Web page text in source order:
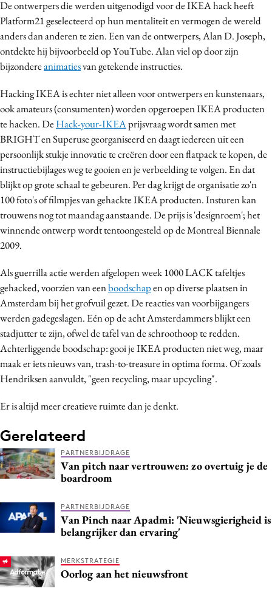
De ontwerpers die werden uitgenodigd voor de IKEA hack heeft
Platform21 geselecteerd op hun mentaliteit en vermogen de wereld
anders dan anderen te zien. Een van de ontwerpers, Alan D. Joseph,
ontdekte hij bijvoorbeeld op YouTube. Alan viel op door zijn
bijzondereanimatiesvan getekende instructies.
Hacking IKEA is echter niet alleen voor ontwerpers en kunstenaars,
ook amateurs (consumenten) worden opgeroepen IKEA producten
te hacken. DeHack-your-IKEAprijsvraag wordt samen met
BRIGHT en Superuse georganiseerd en daagt iedereen uit een
persoonlijk stukje innovatie te creëren door een flatpack te kopen, de
instructiebijlages weg te gooien en je verbeelding te volgen. En dat
blijkt op grote schaal te gebeuren. Per dag krijgt de organisatie zo'n
100 foto's of filmpjes van gehackte IKEA producten. Insturen kan
trouwens nog tot maandag aanstaande. De prijs is 'designroem'; het
winnende ontwerp wordt tentoongesteld op de Montreal Biennale
2009.
Als guerrilla actie werden afgelopen week 1000 LACK tafeltjes
gehacked, voorzien van eenboodschapen op diverse plaatsen in
Amsterdam bij het grofvuil gezet. De reacties van voorbijgangers
werden gadegeslagen. Eén op de acht Amsterdammers blijkt een
stadjutter te zijn, ofwel de tafel van de schroothoop te redden.
Achterliggende boodschap: gooi je IKEA producten niet weg, maar
maak er iets nieuws van, trash-to-treasure in optima forma. Of zoals
Hendriksen aanvuldt, "geen recycling, maar upcycling".
Er is altijd meer creatieve ruimte dan je denkt.
Gerelateerd
PARTNERBIJDRAGE
Van pitch naar vertrouwen: zo overtuig je de
boardroom
PARTNERBIJDRAGE
Van Pinch naar Apadmi: 'Nieuwsgierigheid is
belangrijker dan ervaring'
MERKSTRATEGIE
Oorlog aan het nieuwsfront